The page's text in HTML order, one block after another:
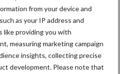
from your device and
as your IP address and
like providing you with
measuring marketing campaign
insights, collecting precise
development. Please note that
een vaak
risicofactor